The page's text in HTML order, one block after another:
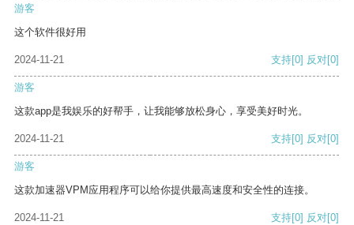
游客
这个软件很好用
2024-11-21 支持[0] 反对[0]
游客
这款app是我娱乐的好帮手，让我能够放松身心，享受美好时光。
2024-11-21 支持[0] 反对[0]
游客
这款加速器VPM应用程序可以给你提供最高速度和安全性的连接。
2024-11-21 支持[0] 反对[0]